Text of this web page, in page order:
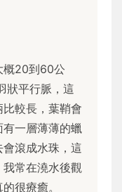
概20到60公
狀平行脈，這
較長，葉鞘會
一層薄薄的蠟
滾成水珠，這
常在澆水後觀
很療癒。